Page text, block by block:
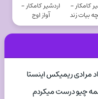
کامکار -
بیات زند
اردشیر کامکار -
آواز اوج
مرادی ریمیکس اینستا
چیو درست میکردم